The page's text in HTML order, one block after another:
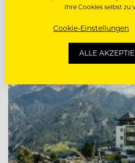
Entdecke alle Jobs
Ihre Cookies selbst zu
Cookie-Einstellungen
ALLE